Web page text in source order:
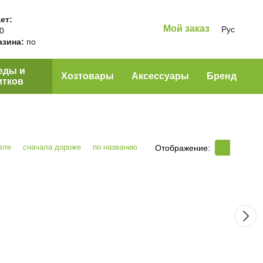
по
Мой заказ Рус
и
Хозтовары Аксессуары Бренд
сначала дороже по названию Отображение: